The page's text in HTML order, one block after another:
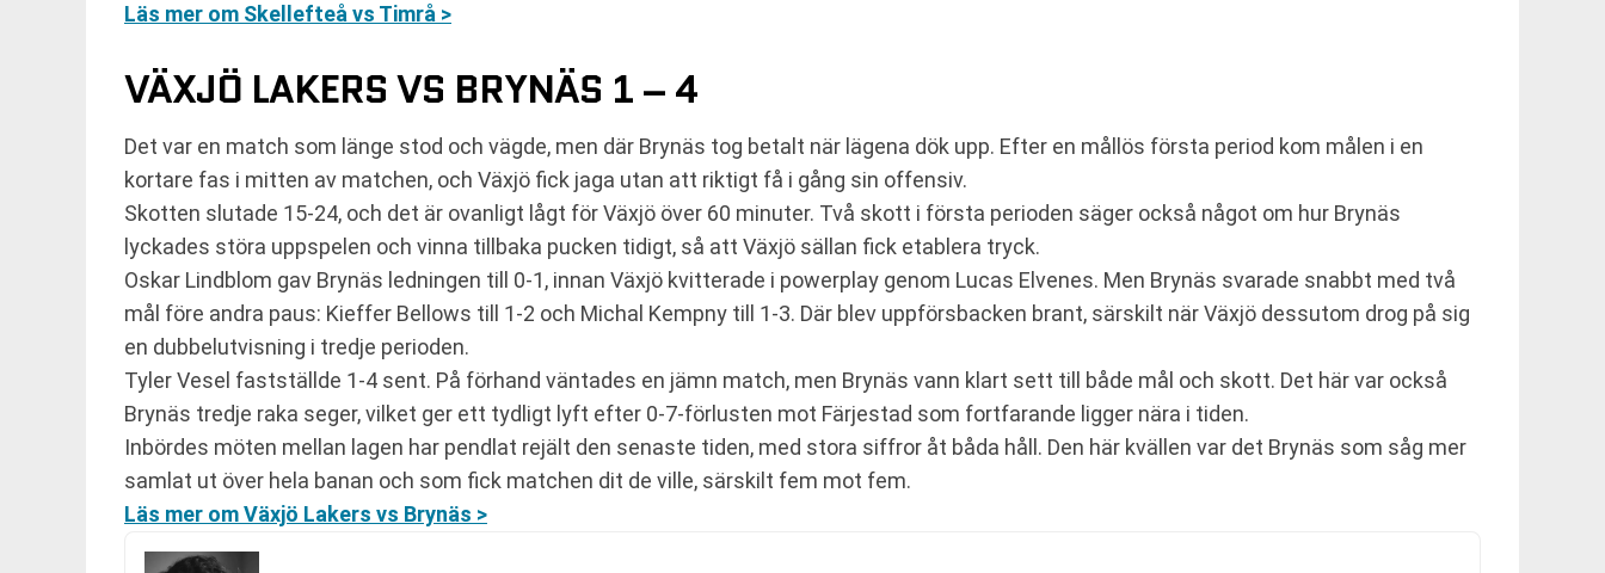
Läs mer om Skellefteå vs Timrå >
VÄXJÖ LAKERS VS BRYNÄS 1 – 4
Det var en match som länge stod och vägde, men där Brynäs tog betalt när lägena dök upp. Efter en mållös första period kom målen i en
kortare fas i mitten av matchen, och Växjö fick jaga utan att riktigt få i gång sin offensiv.
Skotten slutade 15-24, och det är ovanligt lågt för Växjö över 60 minuter. Två skott i första perioden säger också något om hur Brynäs
lyckades störa uppspelen och vinna tillbaka pucken tidigt, så att Växjö sällan fick etablera tryck.
Oskar Lindblom gav Brynäs ledningen till 0-1, innan Växjö kvitterade i powerplay genom Lucas Elvenes. Men Brynäs svarade snabbt med två
mål före andra paus: Kieffer Bellows till 1-2 och Michal Kempny till 1-3. Där blev uppförsbacken brant, särskilt när Växjö dessutom drog på sig
en dubbelutvisning i tredje perioden.
Tyler Vesel fastställde 1-4 sent. På förhand väntades en jämn match, men Brynäs vann klart sett till både mål och skott. Det här var också
Brynäs tredje raka seger, vilket ger ett tydligt lyft efter 0-7-förlusten mot Färjestad som fortfarande ligger nära i tiden.
Inbördes möten mellan lagen har pendlat rejält den senaste tiden, med stora siffror åt båda håll. Den här kvällen var det Brynäs som såg mer
samlat ut över hela banan och som fick matchen dit de ville, särskilt fem mot fem.
Läs mer om Växjö Lakers vs Brynäs >